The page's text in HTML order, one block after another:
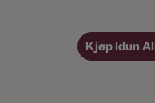
Kjøp Idun